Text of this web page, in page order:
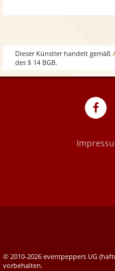
Dieser Künstler handelt gemäß
des § 14 BGB.
© 2010-2026 eventpeppers UG
vorbehalten.